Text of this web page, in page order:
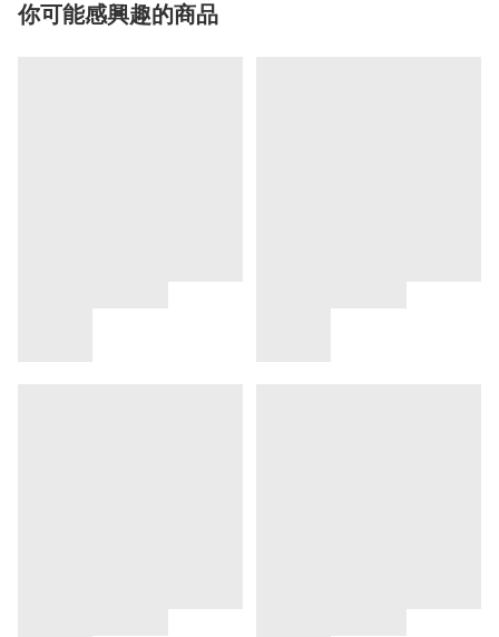
你可能感興趣的商品